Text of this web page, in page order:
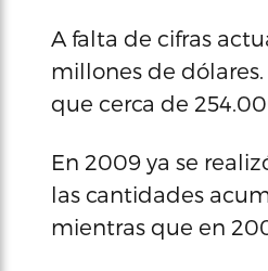
A falta de cifras
millones de
que cerca de
En 2009 ya se
las cantidades
mientras que en